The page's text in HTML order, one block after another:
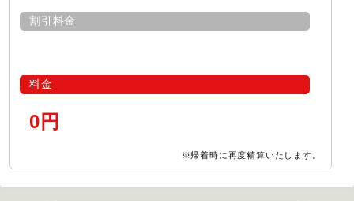
割引料金
料金
0円
※帰着時に再度精算いたします。